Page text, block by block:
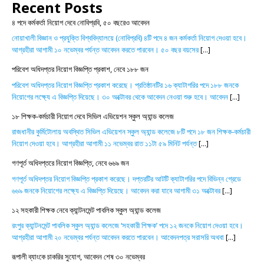
Recent Posts
৪ পদে কর্মকর্তা নিয়োগ দেবে নোবিপ্রবি, ৫০ বছরেও আবেদন
নোয়াখালী বিজ্ঞান ও প্রযুক্তি বিশ্ববিদ্যালয়ে (নোবিপ্রবি) ৪টি পদে ৪ জন কর্মকর্তা নিয়োগ দেওয়া হবে।
আগ্রহীরা আগামী ১০ নভেম্বর পর্যন্ত আবেদন করতে পারবেন। ৫০ বছর বয়সের[...]
পরিবেশ অধিদপ্তর নিয়োগ বিজ্ঞপ্তি প্রকাশ, নেবে ১৮৮ জন
পরিবেশ অধিদপ্তর নিয়োগ বিজ্ঞপ্তি প্রকাশ করেছে। প্রতিষ্ঠানটির ১৬ ক্যাটাগরির পদে ১৮৮ জনকে
নিয়োগের লক্ষ্যে এ বিজ্ঞপ্তি দিয়েছে। ৩০ অক্টোবর থেকে আবেদন নেওয়া শুরু হবে। আবেদন[...]
১৮ শিক্ষক-কর্মচারী নিয়োগ দেবে সিভিল এভিয়েশন স্কুল অ্যান্ড কলেজ
রাজধানীর কুর্মিটোলায় অবস্থিত সিভিল এভিয়েশন স্কুল অ্যান্ড কলেজে ৮টি পদে ১৮ জন শিক্ষক-কর্মচারী
নিয়োগ দেওয়া হবে। আগ্রহীরা আগামী ১১ নভেম্বর রাত ১১টা ৫৯ মিনিট পর্যন্ত[...]
গণপূর্ত অধিদপ্তরে নিয়োগ বিজ্ঞপ্তি, নেবে ৬৬৯ জন
গণপূর্ত অধিদপ্তর নিয়োগ বিজ্ঞপ্তি প্রকাশ করেছে। দপ্তরটির আটটি ক্যাটাগরির পদে বিভিন্ন গ্রেডে
৬৬৯ জনকে নিয়োগের লক্ষ্যে এ বিজ্ঞপ্তি দিয়েছে। আবেদন করা যাবে আগামী ৩১ অক্টোবর[...]
১২ সহকারী শিক্ষক নেবে ক্যান্টনমেন্ট পাবলিক স্কুল অ্যান্ড কলেজ
রংপুর ক্যান্টনমেন্ট পাবলিক স্কুল অ্যান্ড কলেজে ‘সহকারী শিক্ষক’ পদে ১২ জনকে নিয়োগ দেওয়া হবে।
আগ্রহীরা আগামী ২০ নভেম্বর পর্যন্ত আবেদন করতে পারবেন। আবেদনপত্র সরাসরি অথবা[...]
রূপালী ব্যাংকে চাকরির সুযোগ, আবেদন শেষ ৩০ নভেম্বর